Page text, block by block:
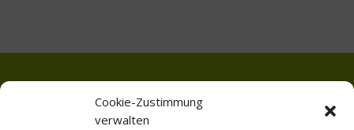
Cookie-Zustimmung
verwalten
Ing.-Büro Rörden GmbH